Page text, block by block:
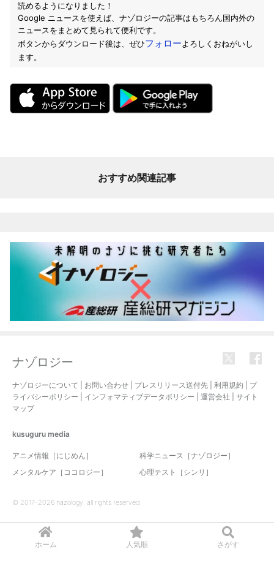
ホーム 人気順 さがす
読めるようになりました！
Google ニュースを使えば、ナゾロジーの記事はもちろん国内外の
ニュースをまとめて見られて便利です。
ボタンからダウンロード後は、ぜひフォローよろしくおねがいし
ます。
おすすめ関連記事
ナゾロジー
ナゾロジーについて お問い合わせ プレスリリース送付先 利用規約
プ
ライバシーポリシー
インフォマティブデータポリシー 運営会社
サイト
マップ
kusuguru media
アニメ情報［にじめん］
科学ニュース［ナゾロジー］
メンタルケア［ココロジー］
心理テスト［シンリ］
© 2017-2026 nazology. all rights reserved.